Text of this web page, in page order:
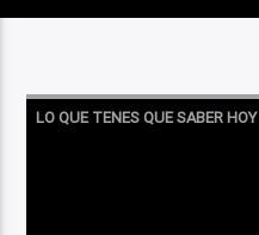
LO QUE TENES QUE SABER HOY